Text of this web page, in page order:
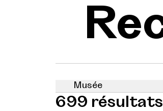
699 résultats